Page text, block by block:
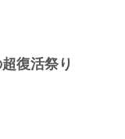
復活祭り